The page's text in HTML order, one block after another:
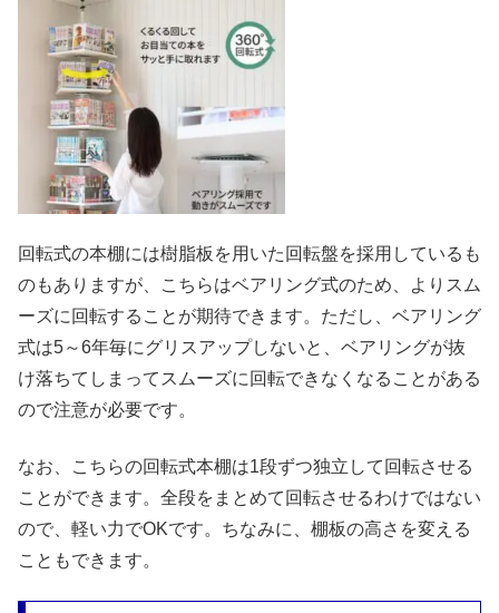
回転式の本棚には樹脂板を用いた回転盤を採用しているも
のもありますが、こちらはベアリング式のため、よりスム
ーズに回転することが期待できます。ただし、ベアリング
式は5～6年毎にグリスアップしないと、ベアリングが抜
け落ちてしまってスムーズに回転できなくなることがある
ので注意が必要です。
なお、こちらの回転式本棚は1段ずつ独立して回転させる
ことができます。全段をまとめて回転させるわけではない
ので、軽い力でOKです。ちなみに、棚板の高さを変える
こともできます。